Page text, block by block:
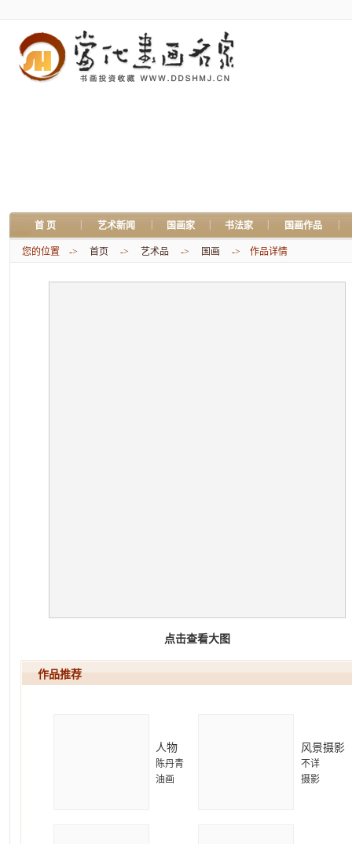
首 页 艺术新闻 国画家 书法家 国画作品
您的位置 -> 首页 -> 艺术品 -> 国画 -> 作品详情
点击查看大图
作品推荐
人物
陈丹青
油画
风景摄影
不详
摄影